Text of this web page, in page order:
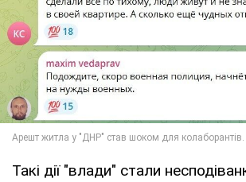
Такі дії "влади" стали